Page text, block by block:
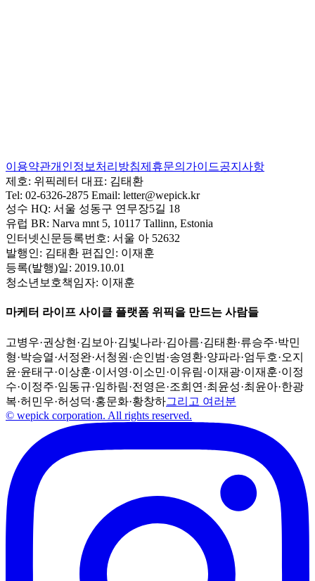
이용약관개인정보처리방침제휴문의 가이드공지사항
제호: 위픽레터 대표: 김태환
Tel: 02-6326-2875 Email: letter@wepick.kr
성수 HQ: 서울 성동구 연무장5길 18
유럽 BR: Narva mnt 5, 10117 Tallinn, Estonia
인터넷신문등록번호: 서울 아 52632
발행인: 김태환 편집인: 이재훈
등록(발행)일: 2019.10.01
청소년보호책임자: 이재훈
마케터 라이프 사이클 플랫폼 위픽을 만드는 사람들
고병우·권상현 ·김보아·김빛나라·김아름·김태환·류승주·박민
형·박승열·서정완·서청원 ·손인범·송영환·양파라·엄두호·오지
윤·윤태구·이상훈·이서영·이소민·이유림·이재광·이재훈·이정
수·이정주·임동규·임하림·전영은·조희연 ·최윤성·최윤아·한광
복·허민우·허성덕·홍문화·황창하그리고 여러분
© wepick corporation. All rights reserved.